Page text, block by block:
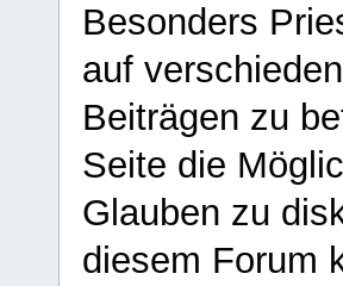
Besonders
auf
Beiträgen zu
Seite die
Glauben zu
diesem Forum